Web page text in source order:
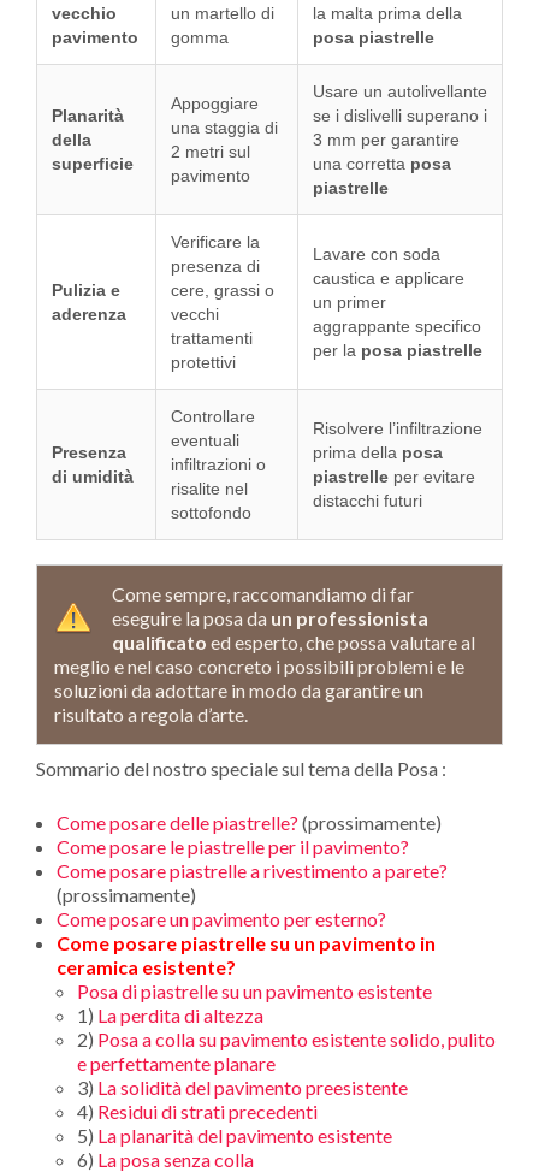
vecchio
pavimento
un martello di
gomma
la malta prima della
posa piastrelle
Planarità
della
superficie
Appoggiare
una staggia di
2 metri sul
pavimento
Usare un autolivellante
se i dislivelli superano i
3 mm per garantire
una corretta posa
piastrelle
Pulizia e
aderenza
Verificare la
presenza di
cere, grassi o
vecchi
trattamenti
protettivi
Lavare con soda
caustica e applicare
un primer
aggrappante specifico
per la posa piastrelle
Presenza
di umidità
Controllare
eventuali
infiltrazioni o
risalite nel
sottofondo
Risolvere l’infiltrazione
prima della posa
piastrelle per evitare
distacchi futuri
Come sempre, raccomandiamo di far
eseguire la posa da un professionista
qualificato ed esperto, che possa valutare al
meglio e nel caso concreto i possibili problemi e le
soluzioni da adottare in modo da garantire un
risultato a regola d’arte.
Sommario del nostro speciale sul tema della Posa :
Come posare delle piastrelle? (prossimamente)
Come posare le piastrelle per il pavimento?
Come posare piastrelle a rivestimento a parete?
(prossimamente)
Come posare un pavimento per esterno?
Come posare piastrelle su un pavimento in
ceramica esistente?
Posa di piastrelle su un pavimento esistente
1) La perdita di altezza
2) Posa a colla su pavimento esistente solido, pulito
e perfettamente planare
3) La solidità del pavimento preesistente
4) Residui di strati precedenti
5) La planarità del pavimento esistente
6) La posa senza colla